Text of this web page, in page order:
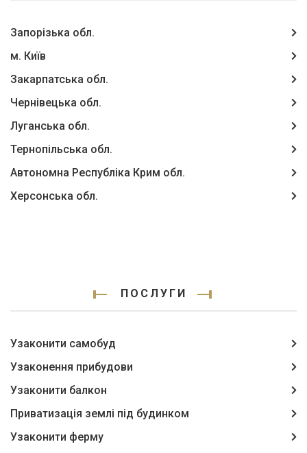
Запорізька обл.
м. Київ
Закарпатська обл.
Чернівецька обл.
Луганська обл.
Тернопільська обл.
Автономна Республіка Крим обл.
Херсонська обл.
ПОСЛУГИ
Узаконити самобуд
Узаконення прибудови
Узаконити балкон
Приватизація землі під будинком
Узаконити ферму